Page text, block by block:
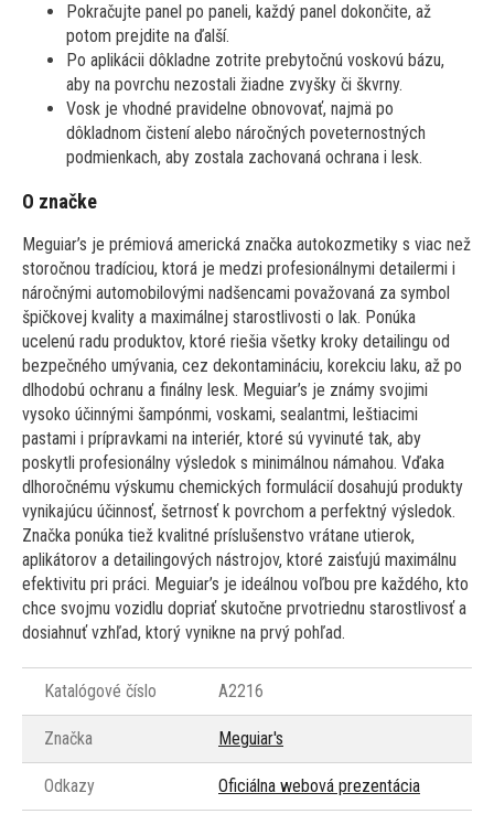
Pokračujte panel po paneli, každý panel dokončite, až
potom prejdite na ďalší.
Po aplikácii dôkladne zotrite prebytočnú voskovú bázu,
aby na povrchu nezostali žiadne zvyšky či škvrny.
Vosk je vhodné pravidelne obnovovať, najmä po
dôkladnom čistení alebo náročných poveternostných
podmienkach, aby zostala zachovaná ochrana i lesk.
O značke
Meguiar’s je prémiová americká značka autokozmetiky s viac než
storočnou tradíciou, ktorá je medzi profesionálnymi detailermi i
náročnými automobilovými nadšencami považovaná za symbol
špičkovej kvality a maximálnej starostlivosti o lak. Ponúka
ucelenú radu produktov, ktoré riešia všetky kroky detailingu od
bezpečného umývania, cez dekontamináciu, korekciu laku, až po
dlhodobú ochranu a finálny lesk. Meguiar’s je známy svojimi
vysoko účinnými šampónmi, voskami, sealantmi, leštiacimi
pastami i prípravkami na interiér, ktoré sú vyvinuté tak, aby
poskytli profesionálny výsledok s minimálnou námahou. Vďaka
dlhoročnému výskumu chemických formulácií dosahujú produkty
vynikajúcu účinnosť, šetrnosť k povrchom a perfektný výsledok.
Značka ponúka tiež kvalitné príslušenstvo vrátane utierok,
aplikátorov a detailingových nástrojov, ktoré zaisťujú maximálnu
efektivitu pri práci. Meguiar’s je ideálnou voľbou pre každého, kto
chce svojmu vozidlu dopriať skutočne prvotriednu starostlivosť a
dosiahnuť vzhľad, ktorý vynikne na prvý pohľad.
Katalógové číslo A2216
Značka Meguiar's
Odkazy Oficiálna webová prezentácia